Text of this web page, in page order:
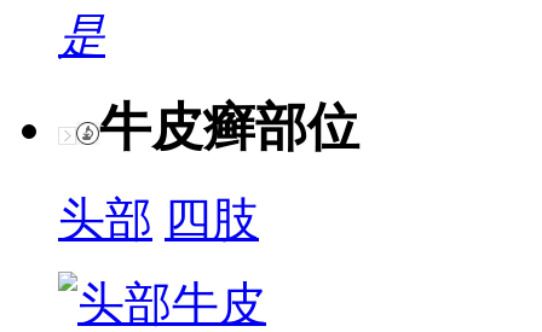
是
牛皮癣部位
头部 四肢